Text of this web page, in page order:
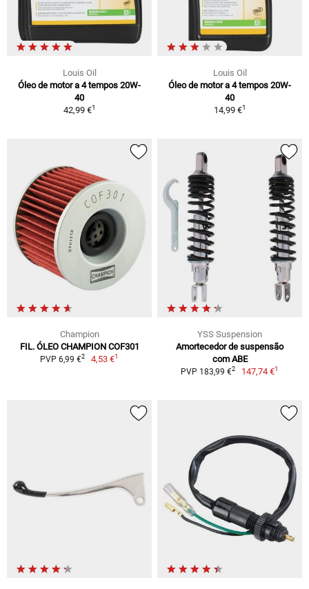
Louis Oil
Óleo de motor a 4 tempos 20W-
40
42,99 €1
Louis Oil
Óleo de motor a 4 tempos 20W-
40
14,99 €1
Champion
FIL. ÓLEO CHAMPION COF301
PVP 6,99 €2 4,53 €1
YSS Suspension
Amortecedor de suspensão
com ABE
PVP 183,99 €2 147,74 €1